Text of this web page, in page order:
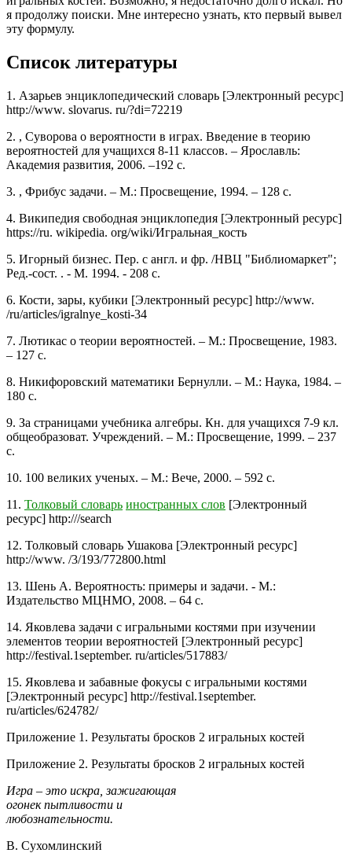
я продолжу поиски. Мне интересно узнать, кто первый вывел
эту формулу.
Список литературы
1. Азарьев энциклопедический словарь [Электронный ресурс]
http://www. slovarus. ru/?di=72219
2. , Суворова о вероятности в играх. Введение в теорию
вероятностей для учащихся 8-11 классов. – Ярославль:
Академия развития, 2006. –192 с.
3. , Фрибус задачи. – М.: Просвещение, 1994. – 128 с.
4. Википедия свободная энциклопедия [Электронный ресурс]
https://ru. wikipedia. org/wiki/Игральная_кость
5. Игорный бизнес. Пер. с англ. и фр. /НВЦ "Библиомаркет";
Ред.-сост. . - М. 1994. - 208 с.
6. Кости, зары, кубики [Электронный ресурс] http://www.
/ru/articles/igralnye_kosti-34
7. Лютикас о теории вероятностей. – М.: Просвещение, 1983.
– 127 с.
8. Никифоровский математики Бернулли. – М.: Наука, 1984. –
180 с.
9. За страницами учебника алгебры. Кн. для учащихся 7-9 кл.
общеобразоват. Учреждений. – М.: Просвещение, 1999. – 237
с.
10. 100 великих ученых. – М.: Вече, 2000. – 592 с.
11. Толковый словарь иностранных слов [Электронный
ресурс] http:///search
12. Толковый словарь Ушакова [Электронный ресурс]
http://www. /3/193/772800.html
13. Шень А. Вероятность: примеры и задачи. - М.:
Издательство МЦНМО, 2008. – 64 с.
14. Яковлева задачи с игральными костями при изучении
элементов теории вероятностей [Электронный ресурс]
http://festival.1september. ru/articles/517883/
15. Яковлева и забавные фокусы с игральными костями
[Электронный ресурс] http://festival.1september.
ru/articles/624782/
Приложение 1. Результаты бросков 2 игральных костей
Приложение 2. Результаты бросков 2 игральных костей
Игра – это искра, зажигающая
огонек пытливости и
любознательности.
В. Сухомлинский